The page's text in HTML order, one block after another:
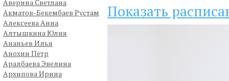
Аверина Светлана
Акматов-Бекембаев Рустам
Алексеева Анна
Алтышкина Юлия
Ананьев Илья
Анохин Петр
Аралбаева Эвелина
Архипова Ирина
Показать